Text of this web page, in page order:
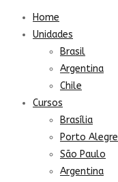
Home
Unidades
Brasil
Argentina
Chile
Cursos
Brasília
Porto Alegre
São Paulo
Argentina